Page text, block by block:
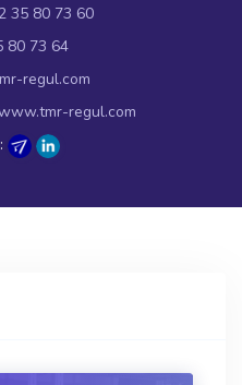
35 80 73 60
80 73 64
regul.com
regul.com